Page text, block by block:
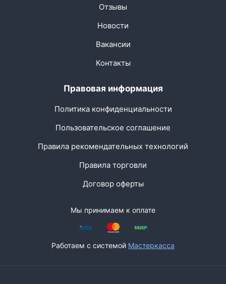
Отзывы
Новости
Вакансии
Контакты
Правовая информация
Политика конфиденциальности
Пользовательское соглашение
Правила рекомендательных технологий
Правила торговли
Договор оферты
Мы принимаем к оплате
Работаем с системой Мастеркасса